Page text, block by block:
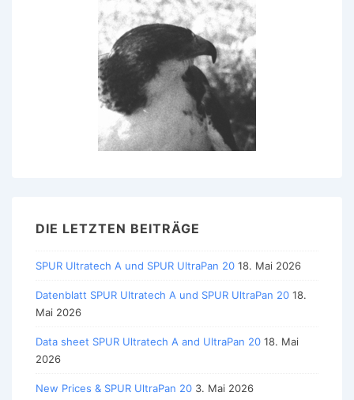
DIE LETZTEN BEITRÄGE
SPUR Ultratech A und SPUR UltraPan 20 18. Mai 2026
Datenblatt SPUR Ultratech A und SPUR UltraPan 20 18.
Mai 2026
Data sheet SPUR Ultratech A and UltraPan 20 18. Mai
2026
New Prices & SPUR UltraPan 20 3. Mai 2026